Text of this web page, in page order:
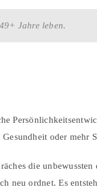
Jahre leben.
oder mehr
die
neu ordnet. Es